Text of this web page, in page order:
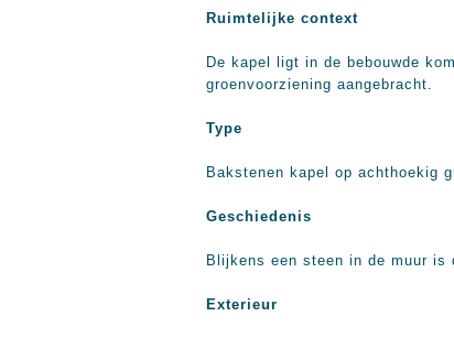
Ruimtelijke context
De kapel ligt in de bebouwde
groenvoorziening aangebracht.
Type
Bakstenen kapel op achthoekig
Geschiedenis
Blijkens een steen in de muur is
Exterieur